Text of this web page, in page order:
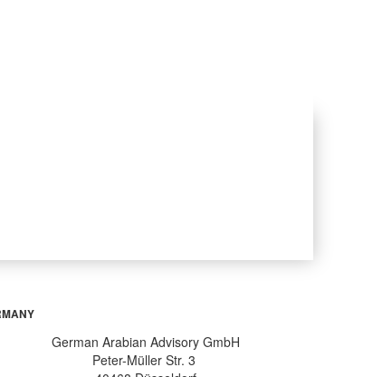
German Arabian Advisory GmbH
Peter-Müller Str. 3